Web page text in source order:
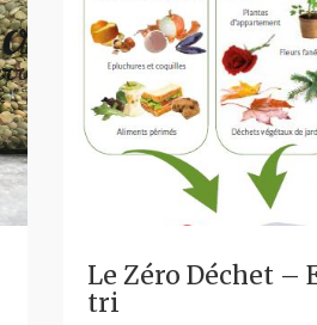
Le Zéro Déchet –
tri